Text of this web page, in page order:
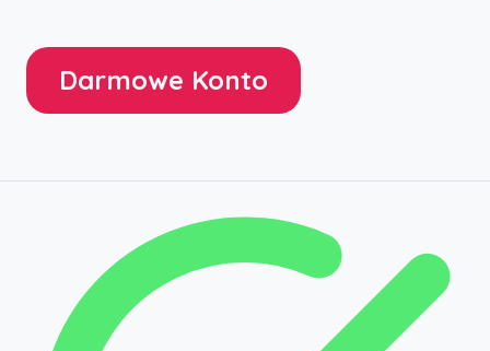
Darmowe Konto